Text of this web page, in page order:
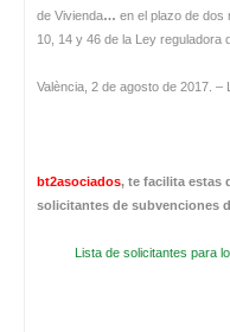
de Vivienda… en el plazo de dos
10, 14 y 46 de la Ley reguladora
València, 2 de agosto de 2017.
bt2asociados, te facilita estas
solicitantes de subvenciones
Lista de solicitantes para